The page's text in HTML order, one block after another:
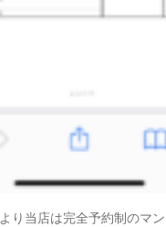
り当店は完全予約制のマ